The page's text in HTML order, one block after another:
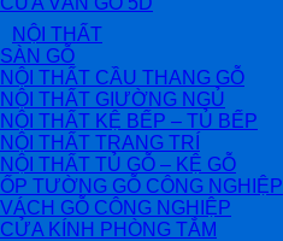
NỘI THẤT
SÀN GỖ
NỘI THẤT CẦU THANG GỖ
NỘI THẤT GIƯỜNG NGỦ
NỘI THẤT KỆ BẾP – TỦ BẾP
NỘI THẤT TRANG TRÍ
NỘI THẤT TỦ GỖ – KỆ GỖ
ỐP TƯỜNG GỖ CÔNG NGHIỆP
VÁCH GỖ CÔNG NGHIỆP
CỬA KÍNH PHÒNG TẮM